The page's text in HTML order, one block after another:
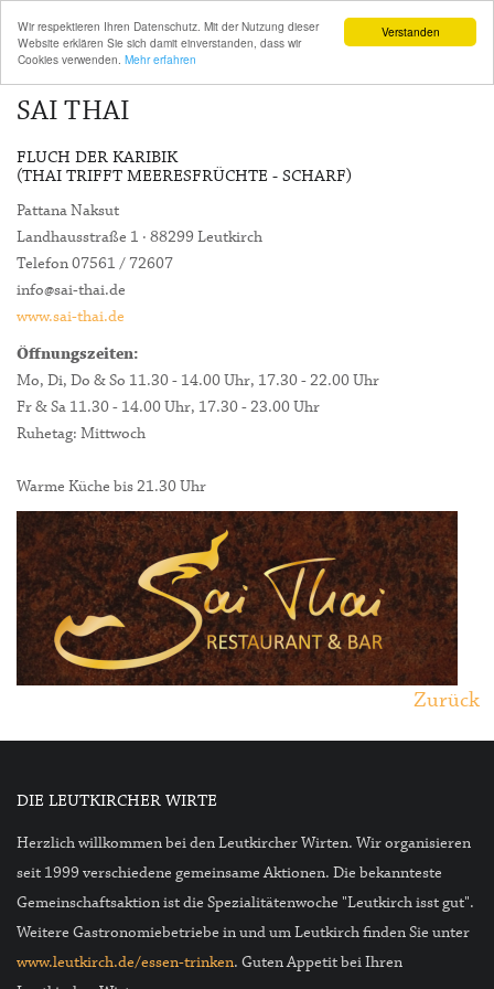
Verstanden
Wir respektieren Ihren Datenschutz. Mit der Nutzung dieser
Website erklären Sie sich damit einverstanden, dass wir
Cookies verwenden. Mehr erfahren
SAI THAI
FLUCH DER KARIBIK
(THAI TRIFFT MEERESFRÜCHTE - SCHARF)
Pattana Naksut
Landhausstraße 1 · 88299 Leutkirch
Telefon 07561 / 72607
info@sai-thai.de
www.sai-thai.de
Öffnungszeiten:
Mo, Di, Do & So 11.30 - 14.00 Uhr, 17.30 - 22.00 Uhr
Fr & Sa 11.30 - 14.00 Uhr, 17.30 - 23.00 Uhr
Ruhetag: Mittwoch
Warme Küche bis 21.30 Uhr
Zurück
DIE LEUTKIRCHER WIRTE
Herzlich willkommen bei den Leutkircher Wirten. Wir organisieren
seit 1999 verschiedene gemeinsame Aktionen. Die bekannteste
Gemeinschaftsaktion ist die Spezialitätenwoche "Leutkirch isst gut".
Weitere Gastronomiebetriebe in und um Leutkirch finden Sie unter
www.leutkirch.de/essen-trinken. Guten Appetit bei Ihren